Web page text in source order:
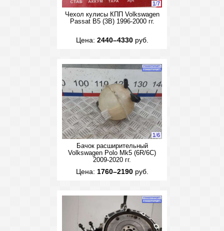
1/7
Чехол кулисы КПП Volkswagen
Passat B5 (3B) 1996-2000 гг.
Цена: 2440–4330руб.
1/6
Бачок расширительный
Volkswagen Polo Mk5 (6R/6C)
2009-2020 гг.
Цена: 1760–2190руб.